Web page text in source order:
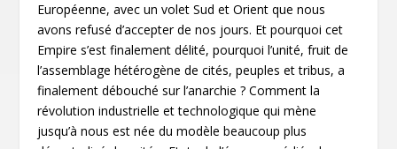
Européenne, avec un volet Sud et Orient que nous
avons refusé d’accepter de nos jours. Et pourquoi cet
Empire s’est finalement délité, pourquoi l’unité, fruit de
l’assemblage hétérogène de cités, peuples et tribus, a
finalement débouché sur l’anarchie ? Comment la
révolution industrielle et technologique qui mène
jusqu’à nous est née du modèle beaucoup plus